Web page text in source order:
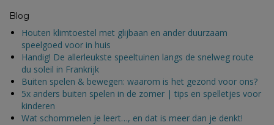
Blog
Houten klimtoestel met glijbaan en ander duurzaam
speelgoed voor in huis
Handig! De allerleukste speeltuinen langs de snelweg route
du soleil in Frankrijk
Buiten spelen & bewegen: waarom is het gezond voor ons?
5x anders buiten spelen in de zomer | tips en spelletjes voor
kinderen
Wat schommelen je leert…, en dat is meer dan je denkt!